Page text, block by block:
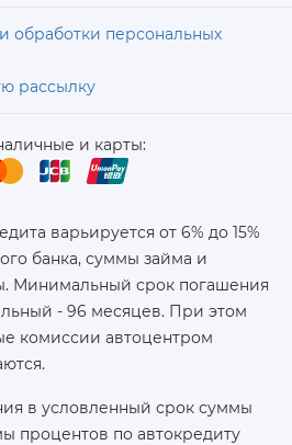
обработки персональных
рассылку
и карты:
варьируется от 6% до 15%
банка, суммы займа и
Минимальный срок погашения
- 96 месяцев. При этом
комиссии автоцентром
в условленный срок суммы
процентов по автокредиту